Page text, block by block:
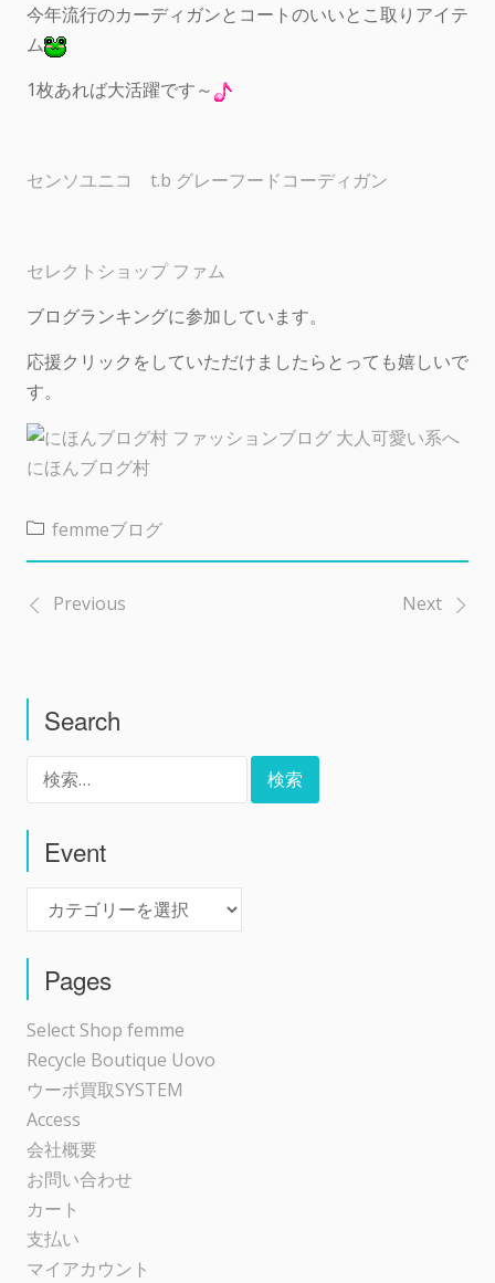
今年流行のカーディガンとコートのいいとこ取りアイテ
ム
1枚あれば大活躍です～
センソユニコ t.b グレーフードコーディガン
セレクトショップ ファム
ブログランキングに参加しています。
応援クリックをしていただけましたらとっても嬉しいで
す。
にほんブログ村
femmeブログ
投
ナ
ビ
ゲ
ー
シ
ョ
ン
Previous Next
Search
Event
Pages
Select Shop femme
Recycle Boutique Uovo
ウーボ買取SYSTEM
Access
会社概要
お問い合わせ
カート
支払い
マイアカウント